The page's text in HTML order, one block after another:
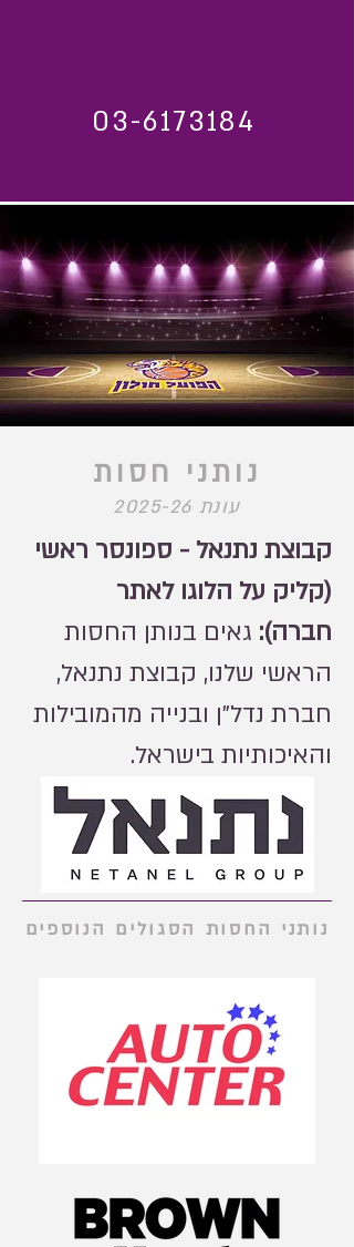
03-6173184
נותני חסות
עונת 2025-26
קבוצת נתנאל - ספונסר ראשי
(קליק על הלוגו לאתר
חברה): גאים בנותן החסות
הראשי שלנו, קבוצת נתנאל,
חברת נדל"ן ובנייה מהמובילות
והאיכותיות בישראל.
נותני החסות הסגולים הנוספים